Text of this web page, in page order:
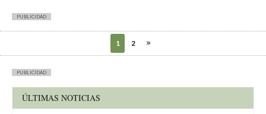
PUBLICIDAD
1 2
PUBLICIDAD
ÚLTIMAS NOTICIAS